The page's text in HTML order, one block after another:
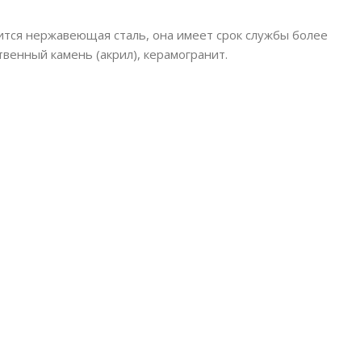
нержавеющая сталь, она имеет срок службы более
камень (акрил), керамогранит.